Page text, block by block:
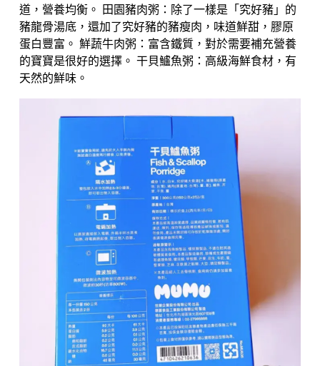
道，營養均衡。 田園豬肉粥：除了一樣是「究好豬」的
豬龍骨湯底，還加了究好豬的豬瘦肉，味道鮮甜，膠原
蛋白豐富。 鮮蔬牛肉粥：富含鐵質，對於需要補充營養
的寶寶是很好的選擇。 干貝鱸魚粥：高級海鮮食材，有
天然的鮮味。